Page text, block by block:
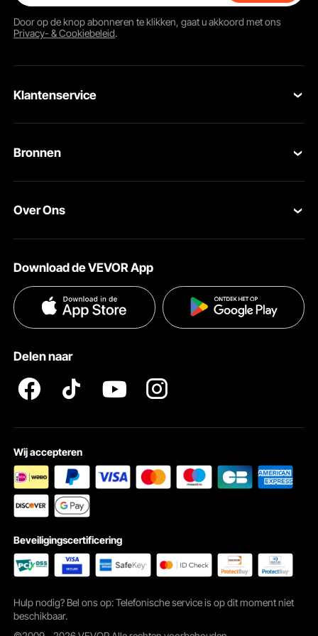
Door op de knopabonneren te klikken, gaat u akkoord met ons
Privacy- & Cookiebeleid.
Klantenservice
Retourneren en vervangingen
Hulp en veelgestelde vragen
Bronnen
Pro-ledenprogramma
Over Ons
Voorwaarden van de dienst
Privacybeleid
Download de VEVOR App
Delen naar
Wij accepteren
Beveiligingscertificering
Hulp nodig? Bel ons op: Telefonische service is op dit moment niet
beschikbaar.